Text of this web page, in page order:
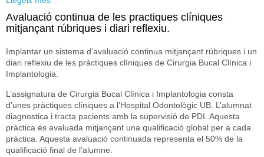
professionalitzadores dels estudiants en Química
Analítica mitjançant la incorporació del Disseny Universal
d’Aprenentatge en estratègies actives
Avaluació continua de les practiques clíniques
mitjançant rúbriques i diari reflexiu.
Implantar un sistema d’avaluació continua mitjançant rúbriques i un
diari reflexiu de les pràctiques clíniques de Cirurgia Bucal Clínica i
Implantologia.
L’assignatura de Cirurgia Bucal Clínica i Implantologia consta
d’unes pràctiques clíniques a l’Hospital Odontològic UB. L’alumnat
diagnostica i tracta pacients amb la supervisió de PDI. Aquesta
pràctica és avaluada mitjançant una qualificació global per a cada
pràctica. Aquesta avaluació continuada representa el 50% de la
qualificació final de l’alumne.